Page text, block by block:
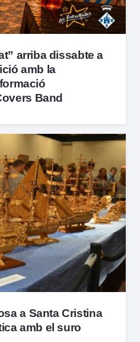
arriba dissabte a
amb la
Band
a Santa Cristina
amb el suro